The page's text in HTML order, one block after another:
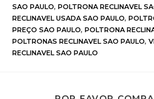
SAO PAULO, POLTRONA RECLINAVEL
RECLINAVEL USADA SAO PAULO,
PREÇO SAO PAULO, POLTRONA
POLTRONAS RECLINAVEL SAO PAULO,
RECLINAVEL SAO PAULO